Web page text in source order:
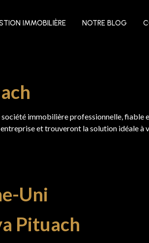
IMMOBILIÈRE NOTRE BLOG
société immobilière professionnelle,
et trouveront la solution idéale à
Uni
Pituach